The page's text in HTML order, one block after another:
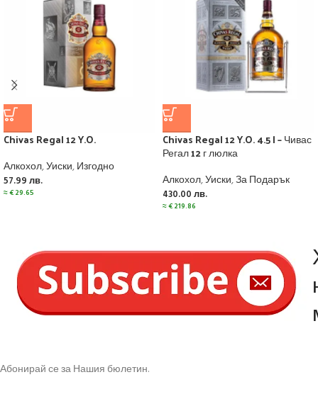
Chivas Regal 12 Y.O.
Алкохол,Уиски,Изгодно
57.99 лв.
≈€29.65
Chivas Regal 12 Y.O. 4.5 l – Чивас
Регал 12 г люлка
Алкохол,Уиски,За Подарък
430.00 лв.
≈€219.86
Абонирай се за Нашия бюлетин.